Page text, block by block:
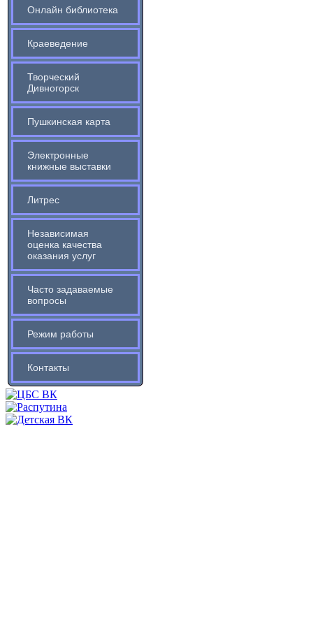
Онлайн библиотека
Краеведение
Творческий
Дивногорск
Пушкинская карта
Электронные
книжные выставки
Литрес
Независимая
оценка качества
оказания услуг
Часто задаваемые
вопросы
Режим работы
Контакты